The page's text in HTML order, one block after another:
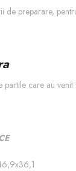
de preparare,
care au